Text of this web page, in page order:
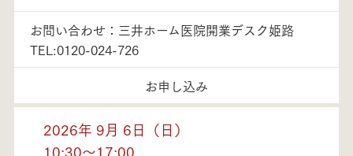
お問い合わせ：三井ホーム医院開業デスク姫路
TEL:0120-024-726
お申し込み
2026年 9月 6日（日）
10:30～17:00